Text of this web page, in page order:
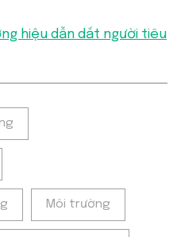
hiệu dẫn dắt người tiêu
Môi trường